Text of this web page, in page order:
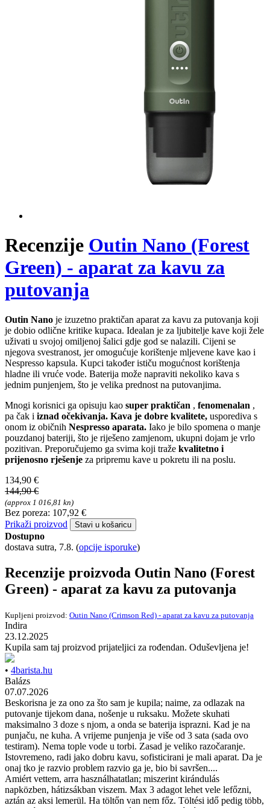
Recenzije Outin Nano (Forest
Green) - aparat za kavu za
putovanja
Outin Nano je izuzetno praktičan aparat za kavu za putovanja koji
je dobio odlične kritike kupaca. Idealan je za ljubitelje kave koji žele
uživati u svojoj omiljenoj šalici gdje god se nalazili. Cijeni se
njegova svestranost, jer omogućuje korištenje mljevene kave kao i
Nespresso kapsula. Kupci također ističu mogućnost korištenja
hladne ili vruće vode. Baterija može napraviti nekoliko kava s
jednim punjenjem, što je velika prednost na putovanjima.
Mnogi korisnici ga opisuju kao super praktičan , fenomenalan ,
pa čak i iznad očekivanja. Kava je dobre kvalitete, usporediva s
onom iz običnih Nespresso aparata. Iako je bilo spomena o manje
pouzdanoj bateriji, što je riješeno zamjenom, ukupni dojam je vrlo
pozitivan. Preporučujemo ga svima koji traže kvalitetno i
prijenosno rješenje za pripremu kave u pokretu ili na poslu.
134,90 €
144,90 €
(approx 1 016,81 kn)
Bez poreza: 107,92 €
Prikaži proizvod
Stavi u košaricu
Dostupno
dostava sutra, 7.8. (opcije isporuke)
Recenzije proizvoda Outin Nano (Forest
Green) - aparat za kavu za putovanja
Kupljeni proizvod: Outin Nano (Crimson Red) - aparat za kavu za putovanja
Indira
23.12.2025
Kupila sam taj proizvod prijateljici za rođendan. Oduševljena je!
• 4barista.hu
Balázs
07.07.2026
Beskorisna je za ono za što sam je kupila; naime, za odlazak na
putovanje tijekom dana, nošenje u ruksaku. Možete skuhati
maksimalno 3 doze s njom, a onda se baterija isprazni. Kad je na
punjaču, ne kuha. A vrijeme punjenja je više od 3 sata (sada ovo
testiram). Nema tople vode u torbi. Zasad je veliko razočaranje.
Istovremeno, radi jako dobru kavu, sofisticirani je mali aparat. Da je
onaj tko je razvio problem razvio ga je, bio bi savršen....
Amiért vettem, arra használhatatlan; miszerint kirándulás
napközben, hátizsákban viszem. Max 3 adagot lehet vele lefőzni,
aztán az aksi lemerül. Ha töltőn van nem főz. Töltési idő pedig több,